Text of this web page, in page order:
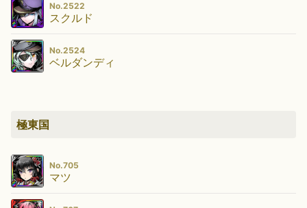
No.2522
スクルド
No.2524
ベルダンディ
極東国
No.705
マツ